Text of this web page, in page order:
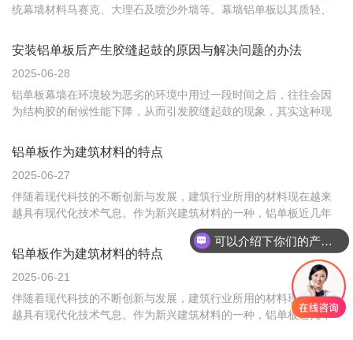
统幕墙材料马赛克、大理石及喷沙外墙等。幕墙铝单板以其质轻、
刻受到各种荷载的作用，尤其所受风压大，马赛克材料容易脱落，
硬度不强的幕墙材料会因为风压而变形。幕墙铝单板基于它独特的
优势得到广...
安装铝单板后产生胶缝起鼓的原因与解决问题的办法
2025-06-28
铝单板幕墙在环境较为恶劣的环境中用过一段时间之后，往往会因
为结构胶的耐候性能下降，从而引发胶缝起鼓的现象，其实这种现
般是把胶缝铲除干净后再重新打胶处理。因为有些工地刚安装不久
的铝单板偶尔也会出现这种现象，所以导致客户十分的困惑，让专
业人士来告...
铝单板作为建筑材料的特点
2025-06-27
伴随着现代科技的不断创新与发展，建筑行业所用的材料现在越来
越具有现代化技术气息。作为新兴建筑材料的一种，铝单板近几年
广泛的在市场上被使用。大多数建筑业为何采用这种材料呢？主要
因其有非常多的使用价值及比其他材料优点多的优势。现在为大家
简单的介绍它的几处特点。铝单板在重量方面是非常轻的，但不影
响其质量以...
铝单板作为建筑材料的特点
2025-06-21
伴随着现代科技的不断创新与发展，建筑行业所用的材料现在越来
越具有现代化技术气息。作为新兴建筑材料的一种，铝单板近几年
可以介绍下你们的产品么